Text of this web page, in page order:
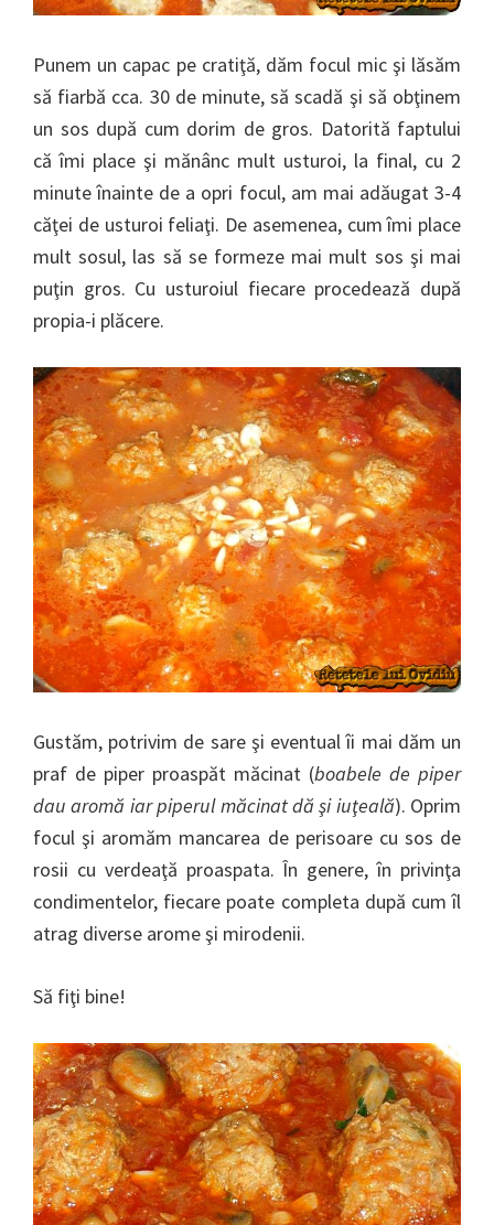
Punem un capac pe cratiţă, dăm focul mic şi lăsăm
să fiarbă cca. 30 de minute, să scadă şi să obţinem
un sos după cum dorim de gros. Datorită faptului
că îmi place şi mănânc mult usturoi, la final, cu 2
minute înainte de a opri focul, am mai adăugat 3-4
căţei de usturoi feliaţi. De asemenea, cum îmi place
mult sosul, las să se formeze mai mult sos şi mai
puţin gros. Cu usturoiul fiecare procedează după
propia-i plăcere.
Gustăm, potrivim de sare şi eventual îi mai dăm un
praf de piper proaspăt măcinat (boabele de piper
dau aromă iar piperul măcinat dă şi iuţeală). Oprim
focul şi aromăm mancarea de perisoare cu sos de
rosii cu verdeaţă proaspata. În genere, în privinţa
condimentelor, fiecare poate completa după cum îl
atrag diverse arome şi mirodenii.
Să fiţi bine!